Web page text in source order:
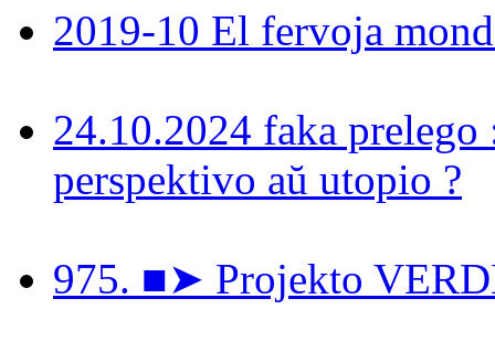
2019-10 El fervoja
24.10.2024 faka
perspektivo aŭ utopio ?
975. ■➤ Projekto